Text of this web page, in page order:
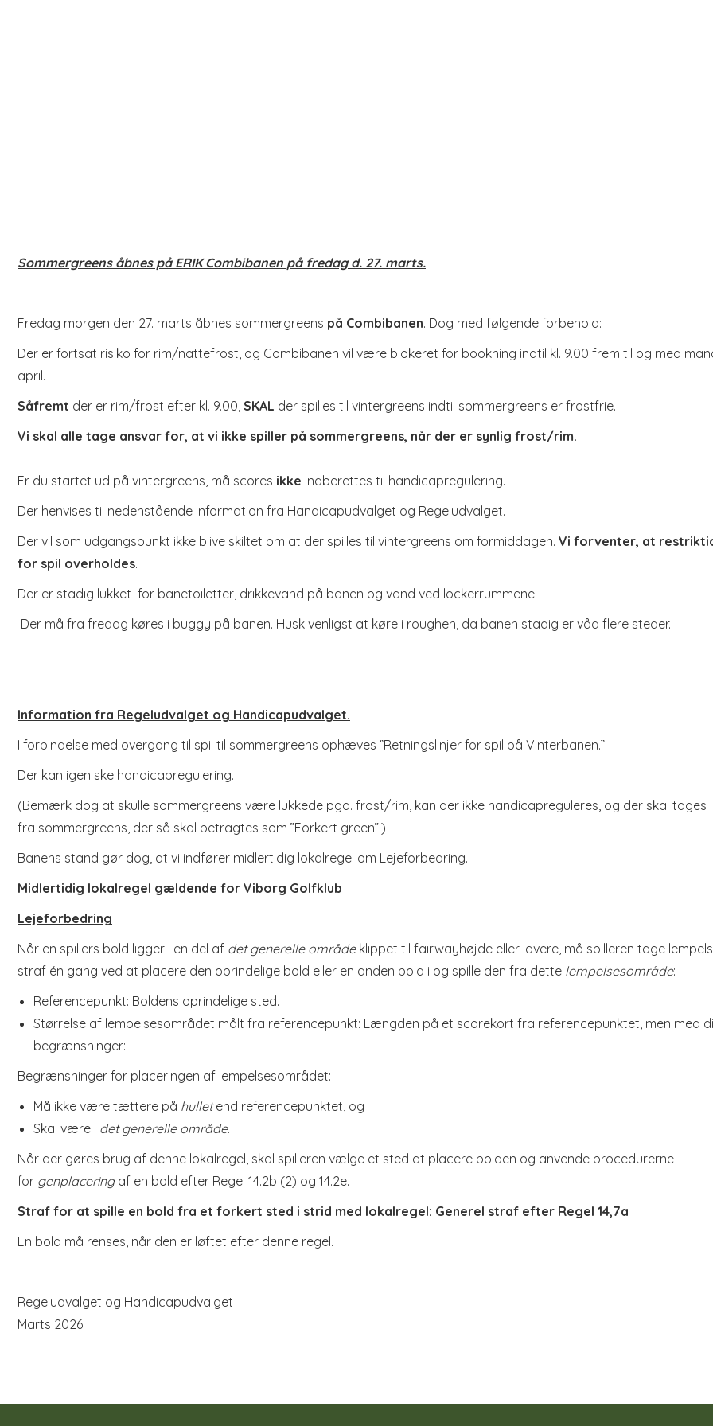
Sommergreens åbnes på ERIK Combibanen på fredag d. 27. marts.
Fredag morgen den 27. marts åbnes sommergreens på Combibanen. Dog med følgende forbehold:
Der er fortsat risiko for rim/nattefrost, og Combibanen vil være blokeret for bookning indtil kl. 9.00 frem til og med
april.
Såfremt der er rim/frost efter kl. 9.00, SKAL der spilles til vintergreens indtil sommergreens er frostfrie.
Vi skal alle tage ansvar for, at vi ikke spiller på sommergreens, når der er synlig frost/rim.
Er du startet ud på vintergreens, må scores ikke indberettes til handicapregulering.
Der henvises til nedenstående information fra Handicapudvalget og Regeludvalget.
Der vil som udgangspunkt ikke blive skiltet om at der spilles til vintergreens om formiddagen. Vi forventer, at
for spil overholdes.
Der er stadig lukket for banetoiletter, drikkevand på banen og vand ved lockerrummene.
Der må fra fredag køres i buggy på banen. Husk venligst at køre i roughen, da banen stadig er våd flere steder.
Information fra Regeludvalget og Handicapudvalget.
I forbindelse med overgang til spil til sommergreens ophæves ”Retningslinjer for spil på Vinterbanen.”
Der kan igen ske handicapregulering.
(Bemærk dog at skulle sommergreens være lukkede pga. frost/rim, kan der ikke handicapreguleres, og der skal tages
fra sommergreens, der så skal betragtes som ”Forkert green”.)
Banens stand gør dog, at vi indfører midlertidig lokalregel om Lejeforbedring.
Midlertidig lokalregel gældende for Viborg Golfklub
Lejeforbedring
Når en spillers bold ligger i en del af det generelle områdeklippet til fairwayhøjde eller lavere, må spilleren tage
straf én gang ved at placere den oprindelige bold eller en anden bold i og spille den fra dette lempelsesområde:
Referencepunkt: Boldens oprindelige sted.
Størrelse af lempelsesområdet målt fra referencepunkt: Længden på et scorekort fra referencepunktet, men med
begrænsninger:
Begrænsninger for placeringen af lempelsesområdet:
Må ikke være tættere på hulletend referencepunktet, og
Skal være i det generelle område.
Når der gøres brug af denne lokalregel, skal spilleren vælge et sted at placere bolden og anvende procedurerne
for genplaceringaf en bold efter Regel 14.2b (2) og 14.2e.
Straf for at spille en bold fra et forkert sted i strid med lokalregel: Generel straf efter Regel 14,7a
En bold må renses, når den er løftet efter denne regel.
Regeludvalget og Handicapudvalget
Marts 2026